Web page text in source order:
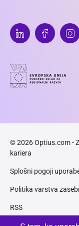
© 2026 Optius.com -
kariera
Splošni pogoji
Politika varstva
RSS